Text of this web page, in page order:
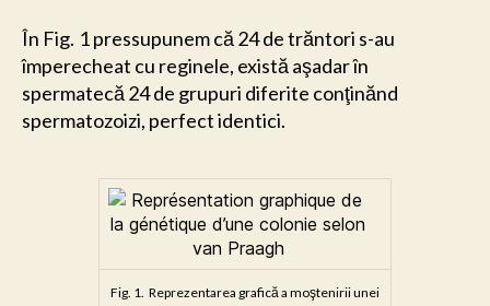
În Fig. 1 pressupunem că 24 de trăntori s-au
împerecheat cu reginele, există aşadar în
spermatecă 24 de grupuri diferite conţinănd
spermatozoizi, perfect identici.
Fig. 1. Reprezentarea grafică a moştenirii unei